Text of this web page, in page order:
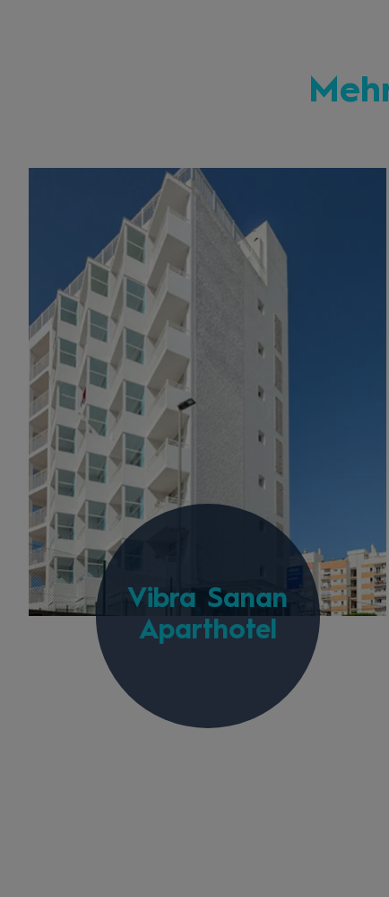
Vibra Sanan
Aparthotel